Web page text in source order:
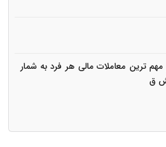
مهم ترین معاملات مالی هر فرد به شمار
ق